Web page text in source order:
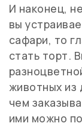
И наконец,
вы
сафари, то
стать торт.
животных из
чем
ими можно